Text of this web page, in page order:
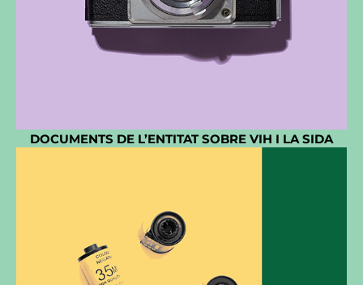
DOCUMENTS DE L’ENTITAT SOBRE VIH I LA SIDA